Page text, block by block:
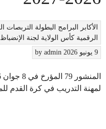
الأكابر البرامج البطولة التربصات
الرقمية كأس الولاية لجنة الإنضباظ
9 يونيو 2026
by admin
لمهنة التدريب في كرة القدم للموسم